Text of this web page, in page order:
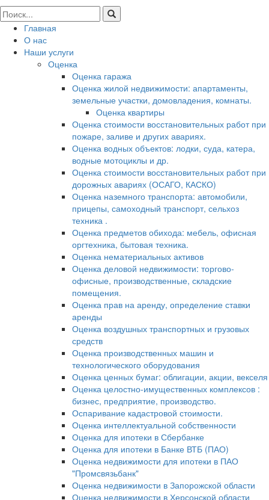
Главная
О нас
Наши услуги
Оценка
Оценка гаража
Оценка жилой недвижимости: апартаменты,
земельные участки, домовладения, комнаты.
Оценка квартиры
Оценка стоимости восстановительных работ при
пожаре, заливе и других авариях.
Оценка водных объектов: лодки, суда, катера,
водные мотоциклы и др.
Оценка стоимости восстановительных работ при
дорожных авариях (ОСАГО, КАСКО)
Оценка наземного транспорта: автомобили,
прицепы, самоходный транспорт, сельхоз
техника .
Оценка предметов обихода: мебель, офисная
оргтехника, бытовая техника.
Оценка нематериальных активов
Оценка деловой недвижимости: торгово-
офисные, производственные, складские
помещения.
Оценка прав на аренду, определение ставки
аренды
Оценка воздушных транспортных и грузовых
средств
Оценка производственных машин и
технологического оборудования
Оценка ценных бумаг: облигации, акции, векселя
Оценка целостно-имущественных комплексов :
бизнес, предприятие, производство.
Оспаривание кадастровой стоимости.
Оценка интеллектуальной собственности
Оценка для ипотеки в Сбербанке
Оценка для ипотеки в Банке ВТБ (ПАО)
Оценка недвижимости для ипотеки в ПАО
"Промсвязьбанк"
Оценка недвижимости в Запорожской области
Оценка недвижимости в Херсонской области